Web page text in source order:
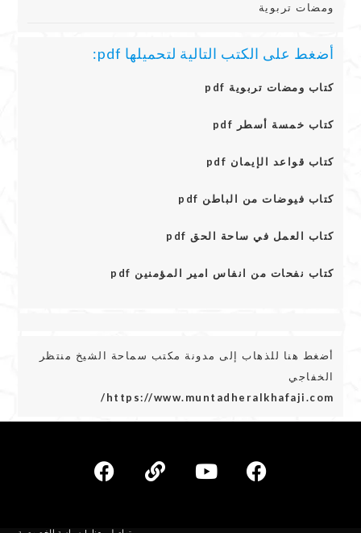
ومضات تربوية
أضغط على الكتب التالية لتحميلها pdf:
كتاب ومضات تربوية pdf
كتاب خمسة أسطر pdf
كتاب قواعد الإيمان pdf
كتاب فيوضات من الباطن pdf
كتاب العمل في ساحة الحق pdf
كتاب نفحات من انفاس امير المؤمنين pdf
أضغط هنا للذهاب إلى مدونة مكتب سماحة الشيخ منتظر
الخفاجي
https://www.muntadheralkhafaji.com/